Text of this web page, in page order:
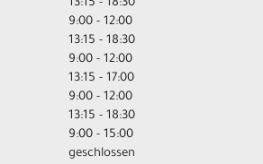
13:15 - 18:30
9:00 - 12:00
13:15 - 18:30
9:00 - 12:00
13:15 - 17:00
9:00 - 12:00
13:15 - 18:30
9:00 - 15:00
geschlossen